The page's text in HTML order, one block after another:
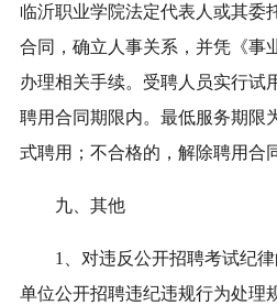
临沂职业学院法定代表人或其委
合同，确立人事关系，并凭《事
办理相关手续。受聘人员实行试
聘用合同期限内。最低服务期限
式聘用；不合格的，解除聘用合
九、其他
1、对违反公开招聘考试纪
单位公开招聘违纪违规行为处理